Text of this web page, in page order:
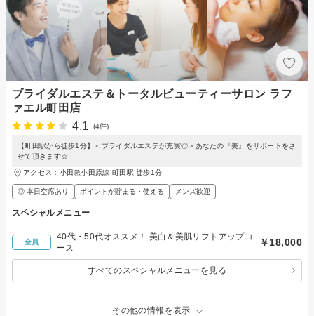
ブライダルエステ＆トータルビューティーサロン ラフ
ァエル町田店
4.1
(4件)
【町田駅から徒歩1分】＜ブライダルエステが充実◎＞あなたの『美』をサポートをさ
せて頂きます☆
アクセス：小田急小田原線 町田駅 徒歩1分
◎ 本日空席あり ポイントが貯まる・使える メンズ歓迎
スペシャルメニュー
全員
40代・50代オススメ！ 美白＆美肌リフトアップコ
ース
￥18,000
すべてのスペシャルメニューを見る
その他の情報を表示